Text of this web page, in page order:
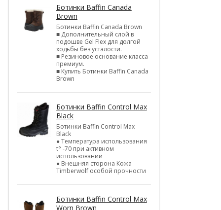
Ботинки Baffin Canada
Brown
Ботинки Baffin Canada Brown
■ Дополнительный слой в
подошве Gel Flex для долгой
ходьбы без усталости.
■ Резиновое основание класса
премиум.
■ Купить Ботинки Baffin Canada
Brown
Ботинки Baffin Control Max
Black
Ботинки Baffin Control Max
Black
● Температура использования
t° -70 при активном
использовании
● Внешняя сторона Кожа
Timberwolf особой прочности
Ботинки Baffin Control Max
Worn Brown